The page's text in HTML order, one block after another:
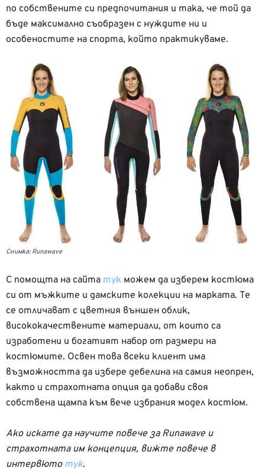
по собствените си предпочитания и така, че той да
бъде максимално съобразен с нуждите ни и
особеностите на спорта, който практикуваме.
Снимка: Runawave
С помощта на сайта тук можем да изберем костюма
си от мъжките и дамските колекции на марката. Те
се отличават с цветния външен облик,
висококачествените материали, от които са
изработени и богатият набор от размери на
костюмите. Освен това всеки клиент има
възможността да избере дебелина на самия неопрен,
както и страхотната опция да добави своя
собствена щампа към вече избрания модел костюм.
Ако искате да научите повече за Runawave и
страхотната им концепция, вижте повече в
интервюто тук.